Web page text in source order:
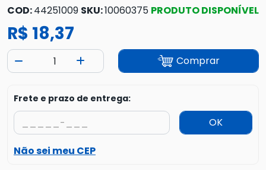
COD:44251009 SKU:10060375 PRODUTO DISPONÍVEL
R$ 18,37
Comprar
Frete e prazo de entrega:
OK
Não sei meu CEP